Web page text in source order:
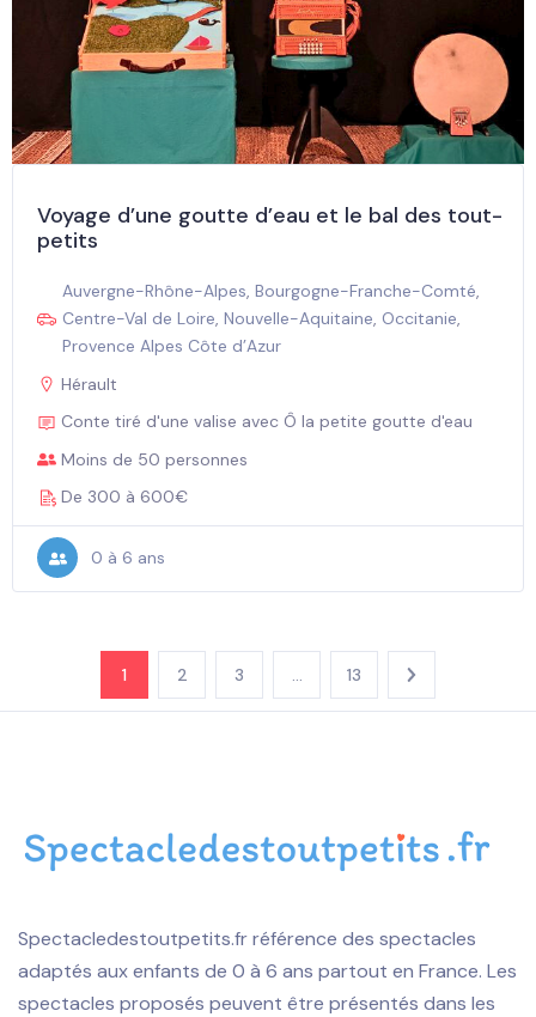
Voyage d’une goutte d’eau et le bal des tout-
petits
Auvergne-Rhône-Alpes, Bourgogne-Franche-Comté,
Centre-Val de Loire, Nouvelle-Aquitaine, Occitanie,
Provence Alpes Côte d’Azur
Hérault
Conte tiré d'une valise avec Ô la petite goutte d'eau
Moins de 50 personnes
De 300 à 600€
0 à 6 ans
1 2 3 13
Spectacledestoutpetits.fr référence des spectacles
adaptés aux enfants de 0 à 6 ans partout en France. Les
spectacles proposés peuvent être présentés dans les